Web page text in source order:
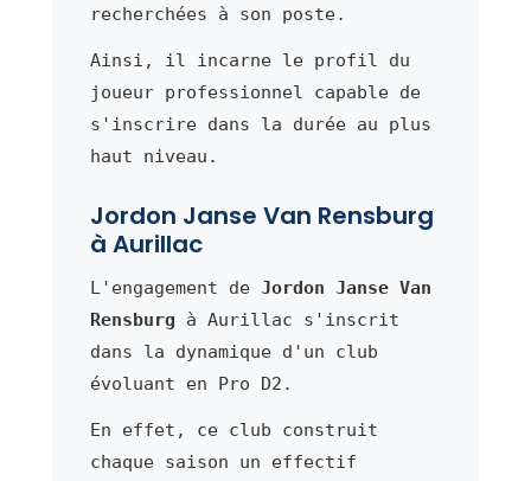
recherchées à son poste.
Ainsi, il incarne le profil du
joueur professionnel capable de
s'inscrire dans la durée au plus
haut niveau.
Jordon Janse Van Rensburg
à Aurillac
L'engagement de Jordon Janse Van
Rensburg à Aurillac s'inscrit
dans la dynamique d'un club
évoluant en Pro D2.
En effet, ce club construit
chaque saison un effectif